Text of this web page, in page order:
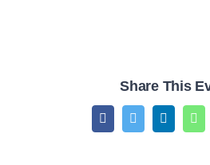
Share This
FacebookTwitterLinkedIn